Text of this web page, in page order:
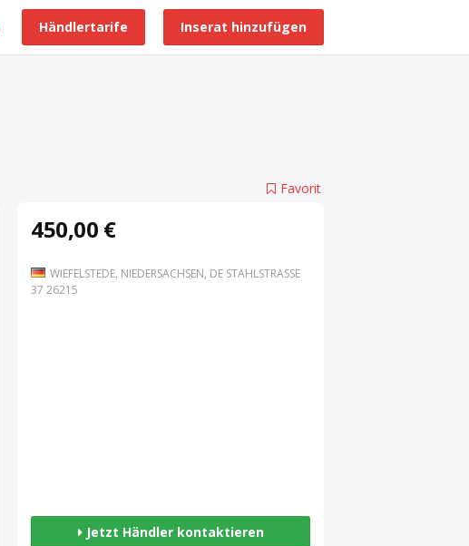
Inserat hinzufügen
Händlertarife
Favorit
450,00 €
WIEFELSTEDE, NIEDERSACHSEN, DE STAHLSTRASSE 3
7 26215
Jetzt Händler kontaktieren